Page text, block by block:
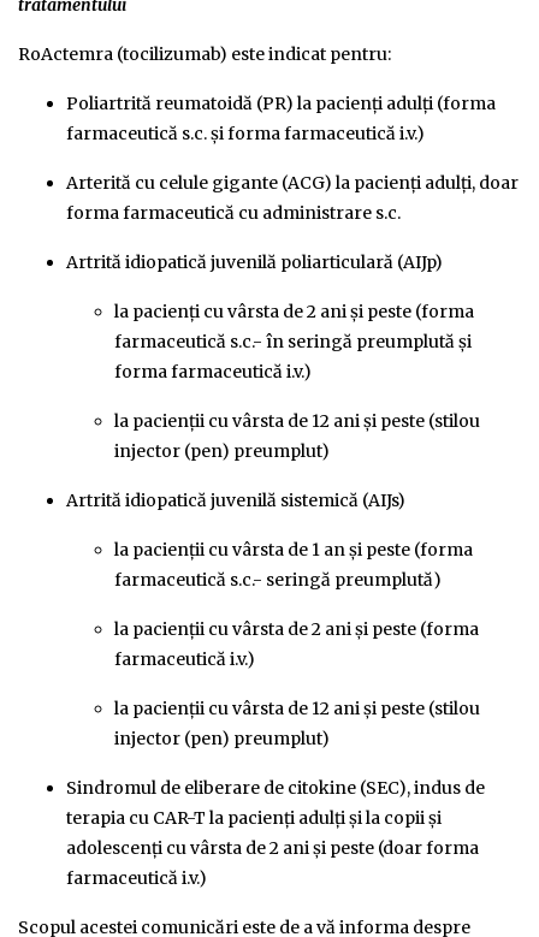
tratamentului
RoActemra (tocilizumab) este indicat pentru:
Poliartrită reumatoidă (PR) la pacienți adulți (forma
farmaceutică s.c. şi forma farmaceutică i.v.)
Arterită cu celule gigante (ACG) la pacienți adulți, doar
forma farmaceutică cu administrare s.c.
Artrită idiopatică juvenilă poliarticulară (AIJp)
la pacienţi cu vârsta de 2 ani şi peste (forma
farmaceutică s.c.- în seringă preumplută și
forma farmaceutică i.v.)
la pacienţii cu vârsta de 12 ani şi peste (stilou
injector (pen) preumplut)
Artrită idiopatică juvenilă sistemică (AIJs)
la pacienţii cu vârsta de 1 an şi peste (forma
farmaceutică s.c.- seringă preumplută)
la pacienţii cu vârsta de 2 ani şi peste (forma
farmaceutică i.v.)
la pacienţii cu vârsta de 12 ani şi peste (stilou
injector (pen) preumplut)
Sindromul de eliberare de citokine (SEC), indus de
terapia cu CAR-T la pacienţi adulţi şi la copii şi
adolescenţi cu vârsta de 2 ani şi peste (doar forma
farmaceutică i.v.)
Scopul acestei comunicări este de a vă informa despre